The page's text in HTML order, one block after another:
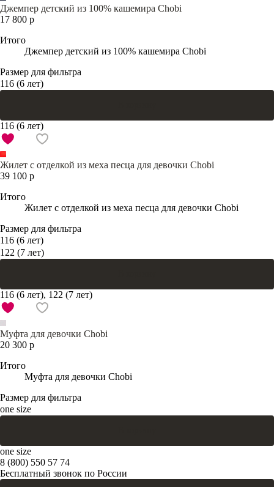
Джемпер детский из 100% кашемира Chobi
17 800 р
Итого
Джемпер детский из 100% кашемира Chobi
Размер для фильтра
116 (6 лет)
116 (6 лет)
Жилет с отделкой из меха песца для девочки Chobi
39 100 р
Итого
Жилет с отделкой из меха песца для девочки Chobi
Размер для фильтра
116 (6 лет)
122 (7 лет)
116 (6 лет), 122 (7 лет)
Муфта для девочки Chobi
20 300 р
Итого
Муфта для девочки Chobi
Размер для фильтра
one size
one size
8 (800) 550 57 74
Бесплатный звонок по России